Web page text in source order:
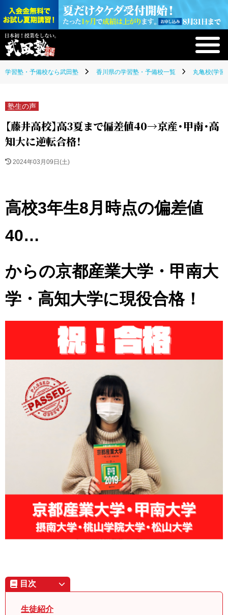
学習塾・予備校なら武田塾 香川県の学習塾・予備校一覧 丸亀校(学習
塾生の声
【藤井高校】高3夏まで偏差値40→京産・甲南・高
知大に逆転合格！
2024年03月09日(土)
高校3年生8月時点の偏差値
40…
からの京都産業大学・甲南大
学・高知大学に現役合格！
目次
生徒紹介